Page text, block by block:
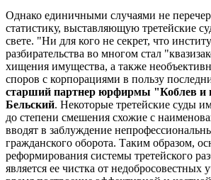
Однако единичными случаями не
статистику, выставляющую третейские
свете. "Ни для кого не секрет, что
разбирательства во многом стал
хищения имущества, а также
споров с корпорациями в пользу
старший партнер юрфирмы "Коблев
Бельский. Некоторые третейские суды
до степени смешения схожие с
вводят в заблуждение
гражданского оборота. Таким образом,
реформирования системы третейского
является ее чистка от недобросовестных